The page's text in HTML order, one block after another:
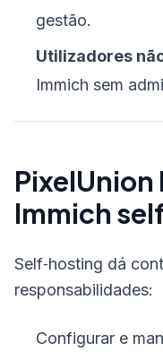
gestão.
Utilizadores
Immich sem
Immich
Self‑hosting dá
responsabilidades:
Configurar e